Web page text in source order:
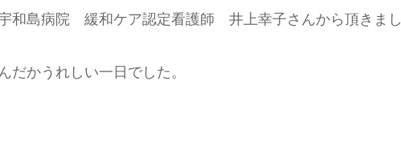
和島病院 緩和ケア認定看護師 井上幸子さんから頂きまし
だかうれしい一日でした。